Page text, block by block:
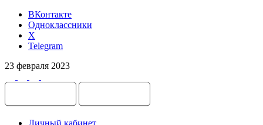
ВКонтакте
Одноклассники
X
Telegram
23 февраля 2023
Личный кабинет